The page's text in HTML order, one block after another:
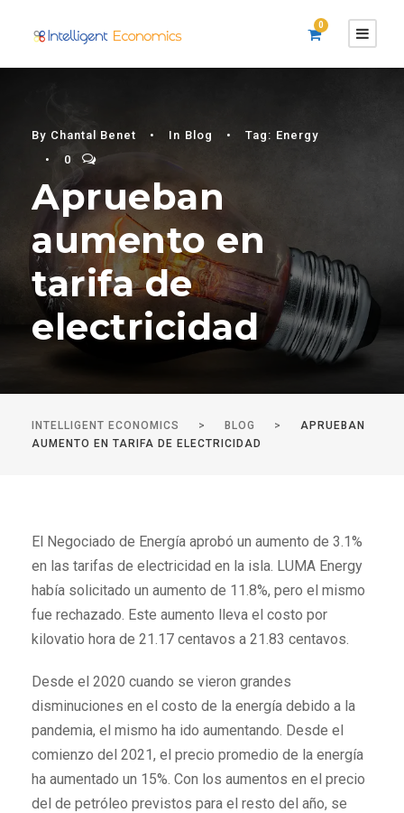
0
By Chantal Benet • In Blog • Tag: Energy
•
0
Aprueban
aumento en
tarifa de
electricidad
INTELLIGENT ECONOMICS > BLOG >
APRUEBAN
AUMENTO EN TARIFA DE ELECTRICIDAD
El Negociado de Energía aprobó un aumento de 3.1%
en las tarifas de electricidad en la isla. LUMA Energy
había solicitado un aumento de 11.8%, pero el mismo
fue rechazado. Este aumento lleva el costo por
kilovatio hora de 21.17 centavos a 21.83 centavos.
Desde el 2020 cuando se vieron grandes
disminuciones en el costo de la energía debido a la
pandemia, el mismo ha ido aumentando. Desde el
comienzo del 2021, el precio promedio de la energía
ha aumentado un 15%. Con los aumentos en el precio
del de petróleo previstos para el resto del año, se